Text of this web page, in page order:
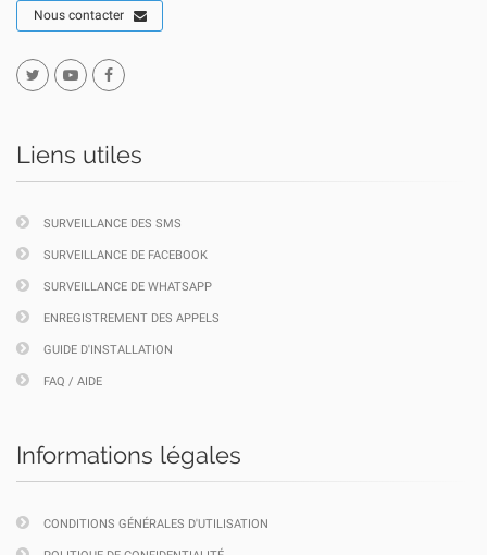
Nous contacter
Liens utiles
SURVEILLANCE DES SMS
SURVEILLANCE DE FACEBOOK
SURVEILLANCE DE WHATSAPP
ENREGISTREMENT DES APPELS
GUIDE D'INSTALLATION
FAQ / AIDE
Informations légales
CONDITIONS GÉNÉRALES D'UTILISATION